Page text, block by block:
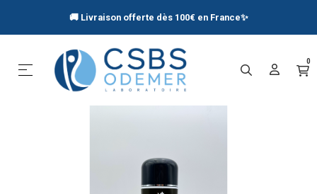
🚚 Livraison offerte dès 100€ en France✨
Basculer la navigation
☰
0